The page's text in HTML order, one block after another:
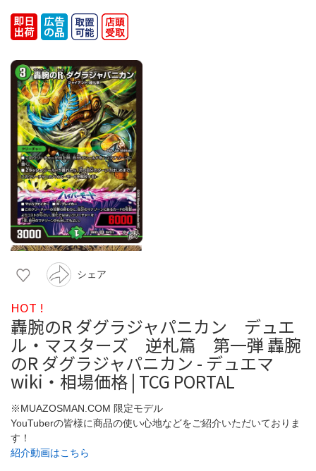
シェア
HOT !
轟腕のR ダグラジャパニカン デュエ
ル・マスターズ 逆札篇 第一弾 轟腕
のR ダグラジャパニカン - デュエマ
wiki・相場価格 | TCG PORTAL
※MUAZOSMAN.COM 限定モデル
YouTuberの皆様に商品の使い心地などをご紹介いただいておりま
す！
紹介動画はこちら